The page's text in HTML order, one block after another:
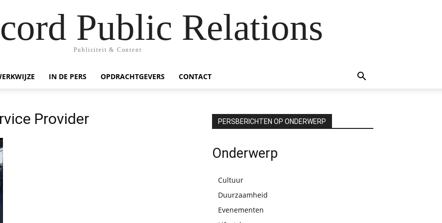
Public Relations
Publiciteit & Content
IN DE PERS OPDRACHTGEVERS CONTACT
Provider PERSBERICHTEN OP ONDERWERP
Onderwerp
Cultuur
Duurzaamheid
Evenementen